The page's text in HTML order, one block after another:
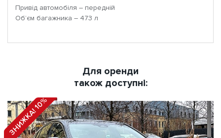
Привід автомобіля – передній
Об’єм багажника – 473 л
Для оренди
також доступні:
ЗНИЖКА! 10%